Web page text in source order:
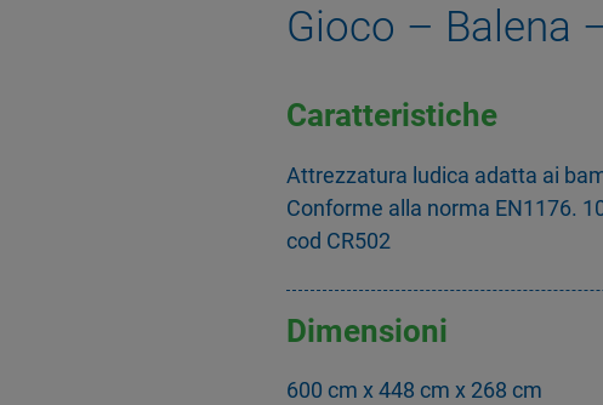
Gioco – Balena
Caratteristiche
Attrezzatura ludica adatta ai
Conforme alla norma EN1176.
cod CR502
Dimensioni
600 cm x 448 cm x 268 cm